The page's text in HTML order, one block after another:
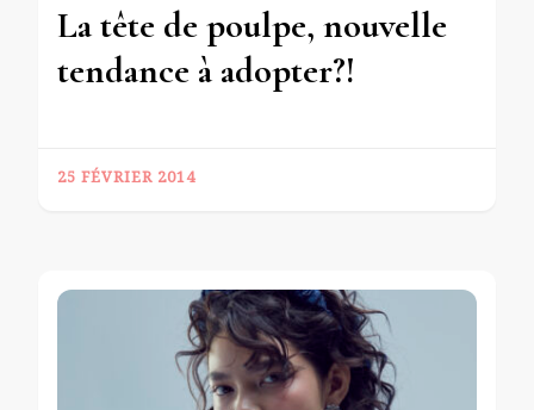
La tête de poulpe, nouvelle
tendance à adopter?!
25 FÉVRIER 2014